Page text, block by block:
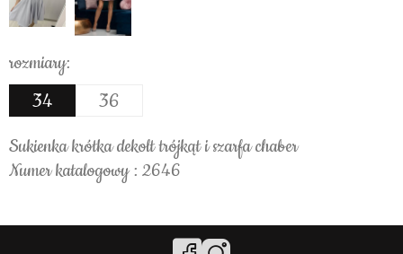
rozmiary:
34 36
Sukienka krótka dekolt trójkąt i szarfa chaber
Numer katalogowy : 2646